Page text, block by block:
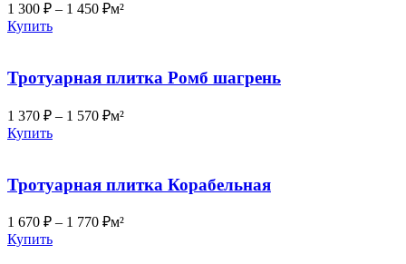
1 300 ₽ – 1 450 ₽м²
Купить
Тротуарная плитка Ромб шагрень
1 370 ₽ – 1 570 ₽м²
Купить
Тротуарная плитка Корабельная
1 670 ₽ – 1 770 ₽м²
Купить